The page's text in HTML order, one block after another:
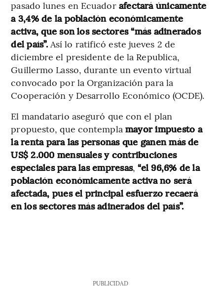
pasado lunes en Ecuador afectará únicamente
a 3,4% de la población económicamente
activa, que son los sectores “más adinerados
del país”.Así lo ratificó este jueves 2 de
diciembre el presidente de la Republica,
Guillermo Lasso, durante un evento virtual
convocado por la Organización para la
Cooperación y Desarrollo Económico (OCDE).
El mandatario aseguró que con el plan
propuesto, que contempla mayor impuesto a
la renta para las personas que ganen más de
US$ 2.000 mensuales y contribuciones
especiales para las empresas,“el 96,6% de la
población económicamente activa no será
afectada, pues el principal esfuerzo recaerá
en los sectores más adinerados del país”.
PUBLICIDAD